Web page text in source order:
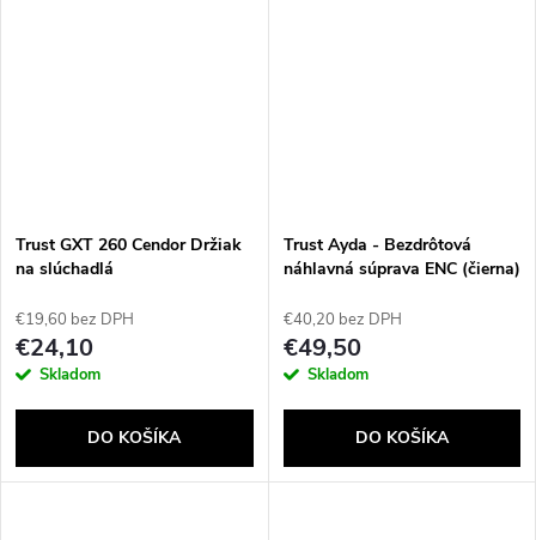
Trust GXT 260 Cendor Držiak
na slúchadlá
€19,60 bez DPH
€24,10
Skladom
DO KOŠÍKA
Trust Ayda - Bezdrôtová
náhlavná súprava ENC (čierna)
€40,20 bez DPH
€49,50
Skladom
DO KOŠÍKA